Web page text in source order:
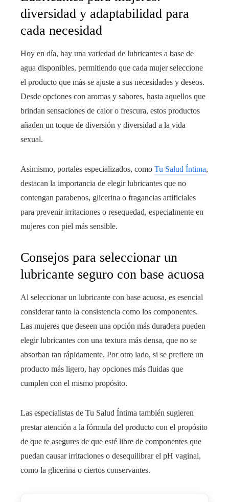
diversidad y adaptabilidad para
cada necesidad
Hoy en día, hay una variedad de lubricantes a base de
agua disponibles, permitiendo que cada mujer seleccione
el producto que más se ajuste a sus necesidades y deseos.
Desde opciones con aromas y sabores, hasta aquellos que
brindan sensaciones de calor o frescura, estos productos
añaden un toque de diversión y diversidad a la vida
sexual.
Asimismo, portales especializados, como Tu Salud Íntima,
destacan la importancia de elegir lubricantes que no
contengan parabenos, glicerina o fragancias artificiales
para prevenir irritaciones o resequedad, especialmente en
mujeres con piel más sensible.
Consejos para seleccionar un
lubricante seguro con base acuosa
Al seleccionar un lubricante con base acuosa, es esencial
considerar tanto la consistencia como los componentes.
Las mujeres que deseen una opción más duradera pueden
elegir lubricantes con una textura más densa, que no se
absorban tan rápidamente. Por otro lado, si se prefiere un
producto más ligero, hay opciones más fluidas que
cumplen con el mismo propósito.
Las especialistas de Tu Salud Íntima también sugieren
prestar atención a la fórmula del producto con el propósito
de que te asegures de que esté libre de componentes que
puedan causar irritaciones o desequilibrar el pH vaginal,
como la glicerina o ciertos conservantes.